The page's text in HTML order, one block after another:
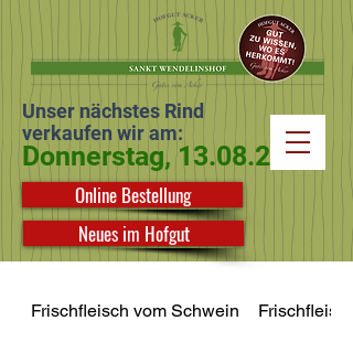
Unser nächstes Rind
verkaufen wir am:
Donnerstag,13.08.2026
Online Bestellung
Neues im Hofgut
Frischfleisch vom Schwein